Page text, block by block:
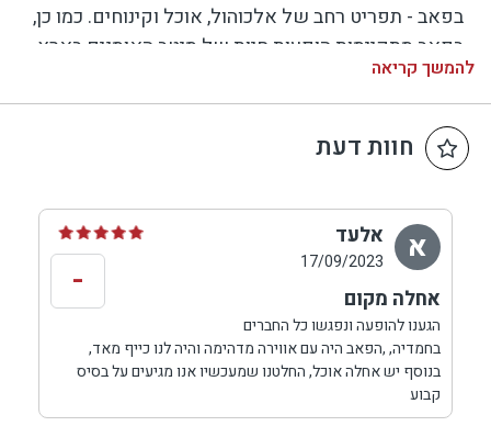
בפאב - תפריט רחב של אלכוהול, אוכל וקינוחים. כמו כן,
בפאב מתקיימות הופעות חיות של מיטב האומנים בארץ,
הופעות אינטימיות מקורות והופעות חיות תחת כיפת
השמים בהתאם לתנאי מזג האוויר.
להמשך קריאה
חוות דעת
א אלעד
17/09/2023
אחלה מקום
הגענו להופעה ונפגשו כל החברים
בחמדיה, ,הפאב היה עם אווירה מדהימה והיה לנו כייף מאד,
בנוסף יש אחלה אוכל, החלטנו שמעכשיו אנו מגיעים על בסיס
קבוע
-